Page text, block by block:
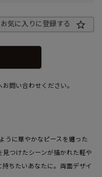
お気に入りに登録する
お問い合わせください。
うに華やかなピースを纏った
つけたシーンが描かれた軽や
ちたいあなたに。両面デザイ